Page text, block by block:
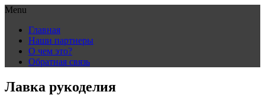
Menu
content
Главная
Наши партнеры
О чем это?
Обратная связь
Лавка рукоделия